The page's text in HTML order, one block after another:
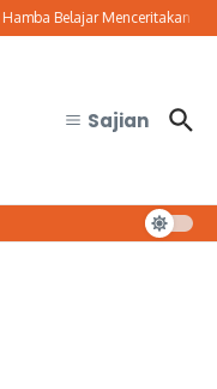
Belajar Menceritakan
Sajian